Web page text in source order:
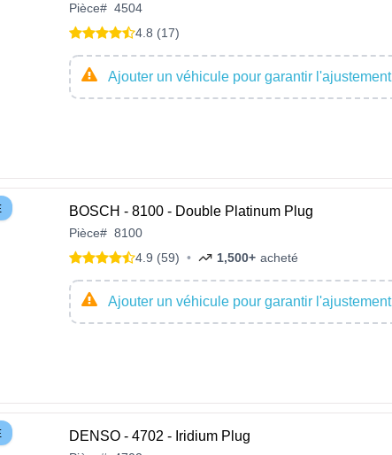
Pièce# 4504
4.8 (17)
Ajouter un véhicule pour garantir l'ajustement
BOSCH - 8100 - Double Platinum Plug
Pièce# 8100
4.9 (59) • 1,500+ acheté
Ajouter un véhicule pour garantir l'ajustement
DENSO - 4702 - Iridium Plug